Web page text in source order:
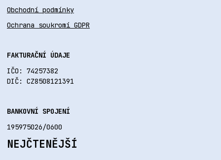
Obchodní podmínky
Ochrana soukromí GDPR
FAKTURAČNÍ ÚDAJE
IČO: 74257382
DIČ: CZ8508121391
BANKOVNÍ SPOJENÍ
195975026/0600
NEJČTENĚJŠÍ